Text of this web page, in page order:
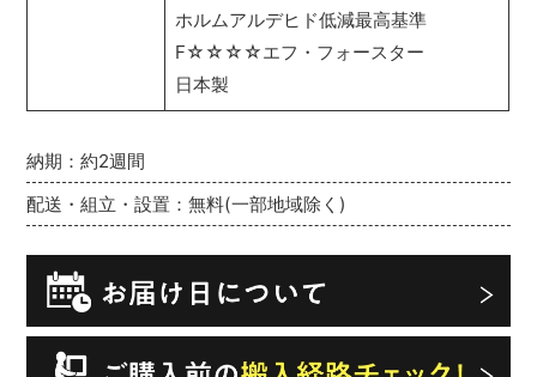
納期：約2週間
配送・組立・設置：無料(一部地域除く)
ホルムアルデヒド低減最高基準
F☆☆☆☆エフ・フォースター
日本製